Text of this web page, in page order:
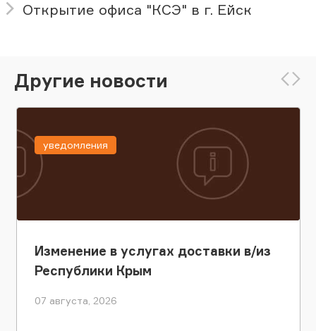
Открытие офиса "КСЭ" в г. Ейск
Другие новости
Изменение в услугах доставки в/из
Республики Крым
07 августа, 2026
уведомления